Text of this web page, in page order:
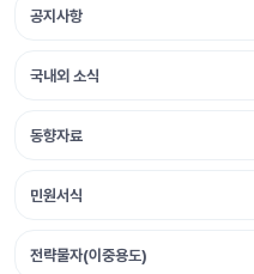
공지사항
국내외 소식
동향자료
민원서식
전략물자(이중용도)